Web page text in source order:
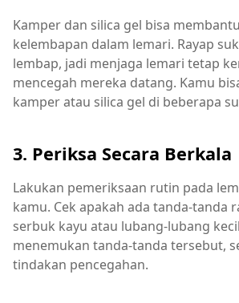
Kamper dan silica gel bisa
kelembapan dalam lemari. Rayap
lembap, jadi menjaga lemari tetap
mencegah mereka datang. Kamu
kamper atau silica gel di beberapa
3. Periksa Secara Berkala
Lakukan pemeriksaan rutin pada
kamu. Cek apakah ada tanda-tanda
serbuk kayu atau lubang-lubang
menemukan tanda-tanda tersebut,
tindakan pencegahan.